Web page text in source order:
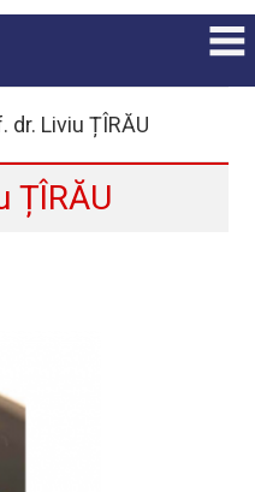
dr. Liviu ȚÎRĂU
ȚÎRĂU